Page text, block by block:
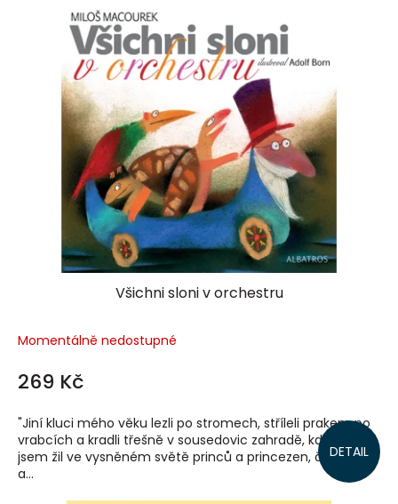
Všichni sloni v orchestru
Momentálně nedostupné
269 Kč
DETAIL
"Jiní kluci mého věku lezli po stromech, stříleli prakem po
vrabcích a kradli třešně v sousedovic zahradě, kdežto já
jsem žil ve vysněném světě princů a princezen, čarodějů
a...